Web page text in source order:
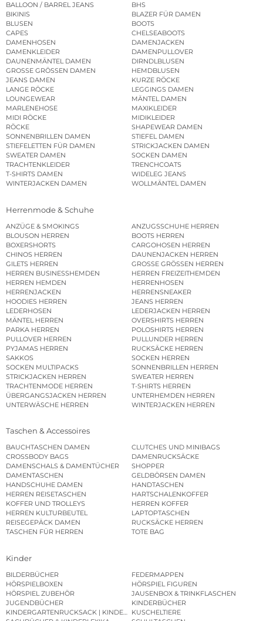
BALLOON / BARREL JEANS
BHS
BIKINIS
BLAZER FÜR DAMEN
BLUSEN
BOOTS
CAPES
CHELSEABOOTS
DAMENHOSEN
DAMENJACKEN
DAMENKLEIDER
DAMENPULLOVER
DAUNENMÄNTEL DAMEN
DIRNDLBLUSEN
GROSSE GRÖSSEN DAMEN
HEMDBLUSEN
JEANS DAMEN
KURZE RÖCKE
LANGE RÖCKE
LEGGINGS DAMEN
LOUNGEWEAR
MÄNTEL DAMEN
MARLENEHOSE
MAXIKLEIDER
MIDI RÖCKE
MIDIKLEIDER
RÖCKE
SHAPEWEAR DAMEN
SONNENBRILLEN DAMEN
STIEFEL DAMEN
STIEFELETTEN FÜR DAMEN
STRICKJACKEN DAMEN
SWEATER DAMEN
SOCKEN DAMEN
TRACHTENKLEIDER
TRENCHCOATS
T-SHIRTS DAMEN
WIDELEG JEANS
WINTERJACKEN DAMEN
WOLLMÄNTEL DAMEN
Herrenmode & Schuhe
ANZÜGE & SMOKINGS
ANZUGSSCHUHE HERREN
BLOUSON HERREN
BOOTS HERREN
BOXERSHORTS
CARGOHOSEN HERREN
CHINOS HERREN
DAUNENJACKEN HERREN
GILETS HERREN
GROSSE GRÖSSEN HERREN
HERREN BUSINESSHEMDEN
HERREN FREIZEITHEMDEN
HERREN HEMDEN
HERRENHOSEN
HERRENJACKEN
HERRENSNEAKER
HOODIES HERREN
JEANS HERREN
LEDERHOSEN
LEDERJACKEN HERREN
MÄNTEL HERREN
OVERSHIRTS HERREN
PARKA HERREN
POLOSHIRTS HERREN
PULLOVER HERREN
PULLUNDER HERREN
PYJAMAS HERREN
RUCKSÄCKE HERREN
SAKKOS
SOCKEN HERREN
SOCKEN MULTIPACKS
SONNENBRILLEN HERREN
STRICKJACKEN HERREN
SWEATER HERREN
TRACHTENMODE HERREN
T-SHIRTS HERREN
ÜBERGANGSJACKEN HERREN
UNTERHEMDEN HERREN
UNTERWÄSCHE HERREN
WINTERJACKEN HERREN
Taschen & Accessoires
BAUCHTASCHEN DAMEN
CLUTCHES UND MINIBAGS
CROSSBODY BAGS
DAMENRUCKSÄCKE
DAMENSCHALS & DAMENTÜCHER
SHOPPER
DAMENTASCHEN
GELDBÖRSEN DAMEN
HANDSCHUHE DAMEN
HANDTASCHEN
HERREN REISETASCHEN
HARTSCHALENKOFFER
KOFFER UND TROLLEYS
HERREN KOFFER
HERREN KULTURBEUTEL
LAPTOPTASCHEN
REISEGEPÄCK DAMEN
RUCKSÄCKE HERREN
TASCHEN FÜR HERREN
TOTE BAG
Kinder
BILDERBÜCHER
FEDERMAPPEN
HÖRSPIELBOXEN
HÖRSPIEL FIGUREN
HÖRSPIEL ZUBEHÖR
JAUSENBOX & TRINKFLASCHEN
JUGENDBÜCHER
KINDERBÜCHER
KINDERGARTENRUCKSACK | KINDERGARTENBEUTEL
KUSCHELTIERE